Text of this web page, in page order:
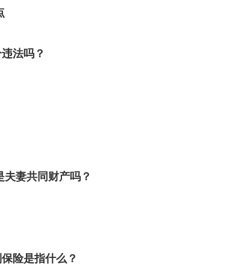
法吗？
夫妻共同财产吗？
险是指什么？